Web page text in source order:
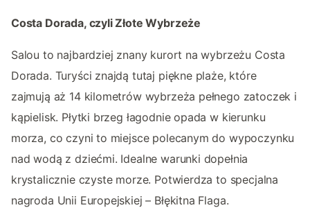
Costa Dorada, czyli Złote Wybrzeże
Salou to najbardziej znany kurort na wybrzeżu Costa
Dorada. Turyści znajdą tutaj piękne plaże, które
zajmują aż 14 kilometrów wybrzeża pełnego zatoczek i
kąpielisk. Płytki brzeg łagodnie opada w kierunku
morza, co czyni to miejsce polecanym do wypoczynku
nad wodą z dziećmi. Idealne warunki dopełnia
krystalicznie czyste morze. Potwierdza to specjalna
nagroda Unii Europejskiej – Błękitna Flaga.